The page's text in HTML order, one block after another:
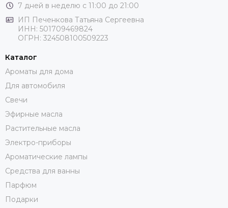
7 дней в неделю с 11:00 до 21:00
ИП Печенкова Татьяна Сергеевна
ИНН: 501709469824
ОГРН: 324508100509223
Каталог
Ароматы для дома
Для автомобиля
Свечи
Эфирные масла
Растительные масла
Электро-приборы
Ароматические лампы
Средства для ванны
Парфюм
Подарки